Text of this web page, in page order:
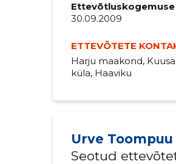
Ettevõtluskogemuse
30.09.2009
ETTEVÕTETE
Harju maakond,
küla, Haaviku
Urve Toompuu
Seotud